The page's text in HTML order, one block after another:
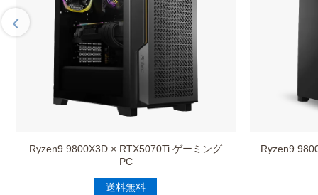
Ryzen9 9800X3D × RTX5070Ti ゲーミング
PC
送料無料
Ryzen9
‹